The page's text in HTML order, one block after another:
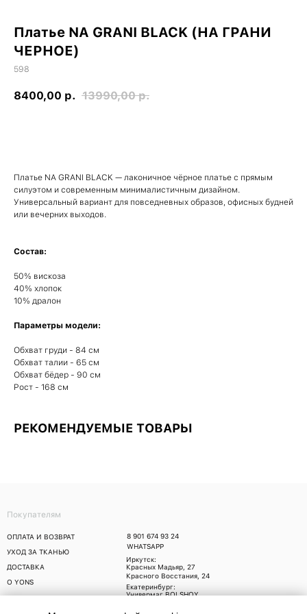
Платье NA GRANI BLACK (НА ГРАНИ
ЧЕРНОЕ)
598
8400,00 р. 13990,00 р.
Платье NA GRANI BLACK — лаконичное чёрное платье с прямым
силуэтом и современным минималистичным дизайном.
Универсальный вариант для повседневных образов, офисных будней
или вечерних выходов.
Состав:
50% вискоза
40% хлопок
10% дралон
Параметры модели:
Обхват груди - 84 см
Обхват талии - 65 см
Обхват бёдер - 90 см
Рост - 168 см
РЕКОМЕНДУЕМЫЕ ТОВАРЫ
8 901 674 93 24
WHATSAPP
Покупателям
ОПЛАТА И ВОЗВРАТ
УХОД ЗА ТКАНЬЮ
ДОСТАВКА
О YONS
Иркутск:
Красных Мадьяр, 27
Красного Восстания, 24
Екатеринбург:
Универмаг BOLSHOY,